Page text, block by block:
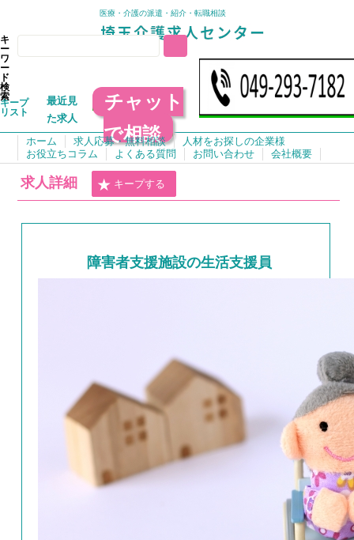
医療・介護の派遣・紹介・転職相談
キ
ー
ワ
ー
ド
検
索
キープ
リスト
最近見
た求人
チャット
で相談
ホーム 求人応募・無料相談
人材をお探しの企業様
お役立ちコラム
よくある質問 お問い合わせ 会社概要
求人詳細 キープする
障害者支援施設の生活支援員